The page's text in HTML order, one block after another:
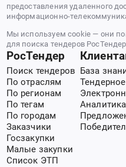
предоставления удаленного
информационно-
Мы используем cookie — они
для поиска тендеров
РосТендер
Поиск тендеров
По отраслям
По регионам
По тегам
По городам
Заказчики
Госзакупки
Малые закупки
Список ЭТП
База
Аналитика